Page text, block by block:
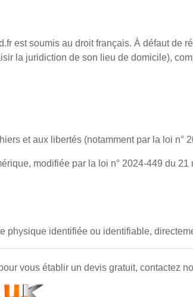
est soumis au droit français. À défaut de
la juridiction de son lieu de domicile),
et aux libertés (notamment par la loi n°
modifiée par la loi n° 2024-449 du 21
physique identifiée ou identifiable,
vous établir un devis gratuit, contactez